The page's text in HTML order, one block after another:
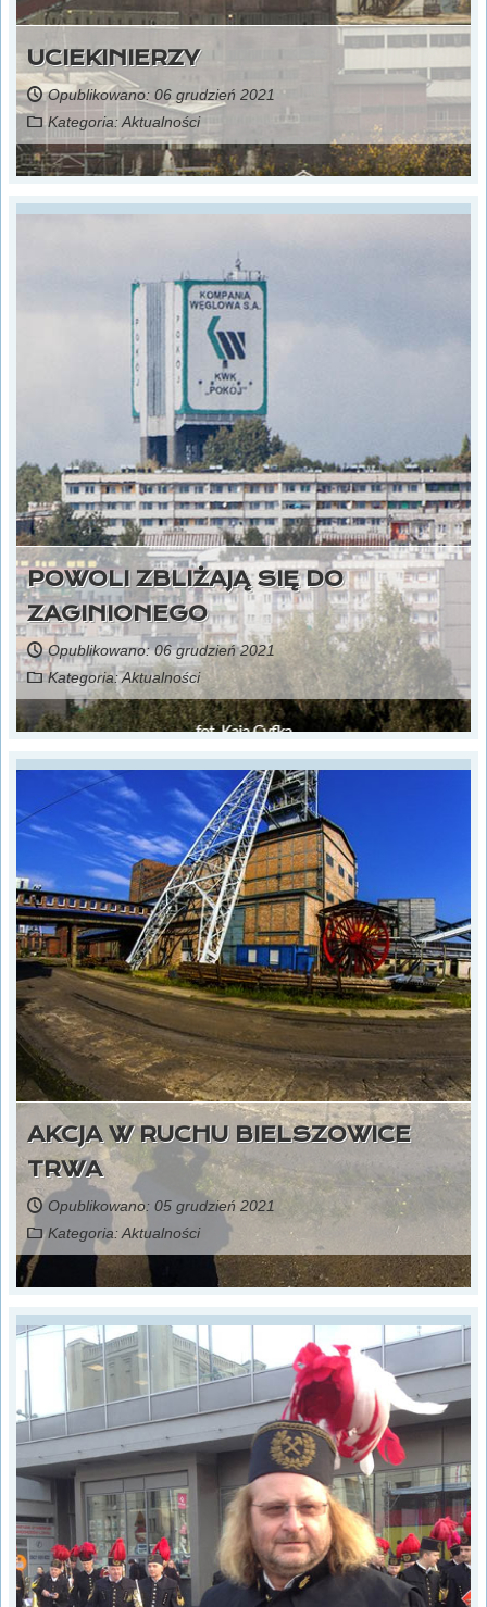
UCIEKINIERZY
Opublikowano: 06 grudzień 2021
Kategoria:Aktualności
POWOLI ZBLIŻAJĄ SIĘ DO
ZAGINIONEGO
Opublikowano: 06 grudzień 2021
Kategoria:Aktualności
AKCJA W RUCHU BIELSZOWICE
TRWA
Opublikowano: 05 grudzień 2021
Kategoria:Aktualności